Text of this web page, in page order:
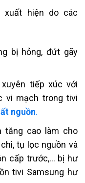
xuất hiện do các
bị hỏng, đứt gãy
tiếp xúc với
vi mạch trong tivi
nguồn.
tăng cao làm cho
tụ lọc nguồn và
cấp trước,… bị hư
tivi Samsung hư